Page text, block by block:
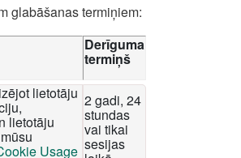
glabāšanas termiņiem:
Derīguma
termiņš
lietotāju
lietotāju
Usage
2 gadi, 24
stundas
vai tikai
sesijas